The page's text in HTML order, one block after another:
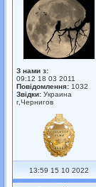
З нами з:
09:12 18 03 2011
Повідомлення: 1032
Звідки: Украина
г,Чернигов
13:59 15 10 2022